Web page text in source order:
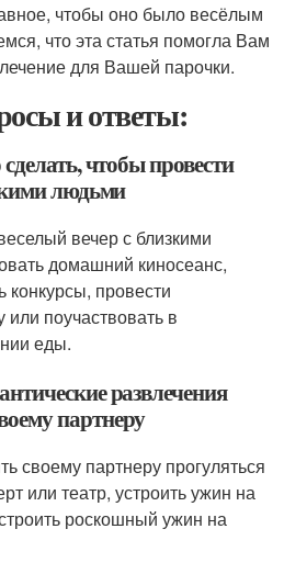
чтобы оно было весёлым
что эта статья помогла Вам
для Вашей парочки.
и ответы:
чтобы провести
людьми
вечер с близкими
домашний киносеанс,
конкурсы, провести
или поучаствовать в
еды.
развлечения
партнеру
своему партнеру прогуляться
или театр, устроить ужин на
роскошный ужин на